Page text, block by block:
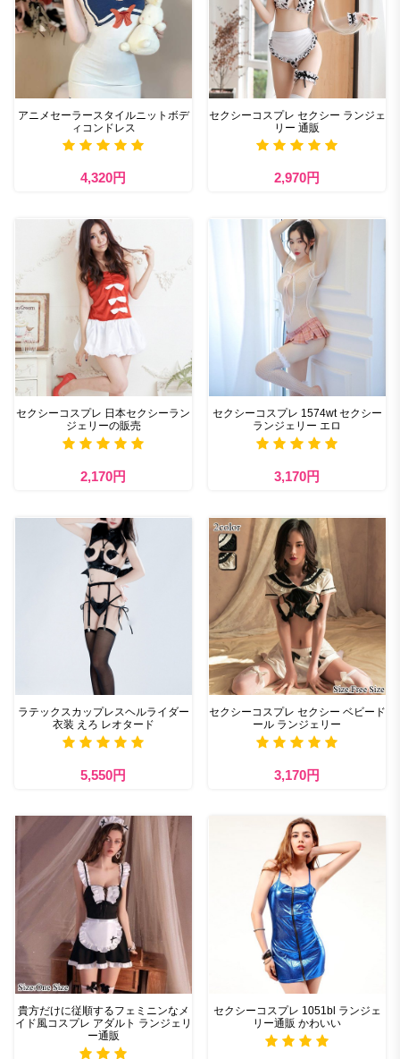
アニメセーラースタイルニットボデ
ィコンドレス
4,320円
セクシーコスプレ セクシー ランジェ
リー 通販
2,970円
セクシーコスプレ 日本セクシーラン
ジェリーの販売
2,170円
セクシーコスプレ 1574wt セクシー
ランジェリー エロ
3,170円
ラテックスカップレスヘルライダー
衣装 えろ レオタード
5,550円
セクシーコスプレ セクシー ベビード
ール ランジェリー
3,170円
貴方だけに従順するフェミニンなメ
イド風コスプレ アダルト ランジェリ
ー通販
セクシーコスプレ 1051bl ランジェ
リー通販 かわいい